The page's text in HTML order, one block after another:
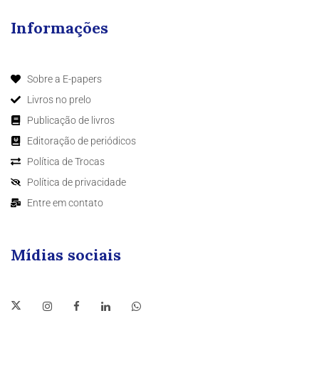
Informações
Sobre a E-papers
Livros no prelo
Publicação de livros
Editoração de periódicos
Política de Trocas
Política de privacidade
Entre em contato
Mídias sociais